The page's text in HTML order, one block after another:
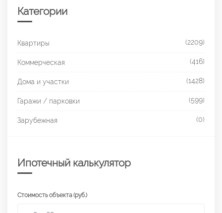
Категории
Квартиры (2209)
Коммерческая (416)
Дома и участки (1428)
Гаражи / парковки (599)
Зарубежная (0)
Ипотечный калькулятор
Стоимость объекта (руб.)